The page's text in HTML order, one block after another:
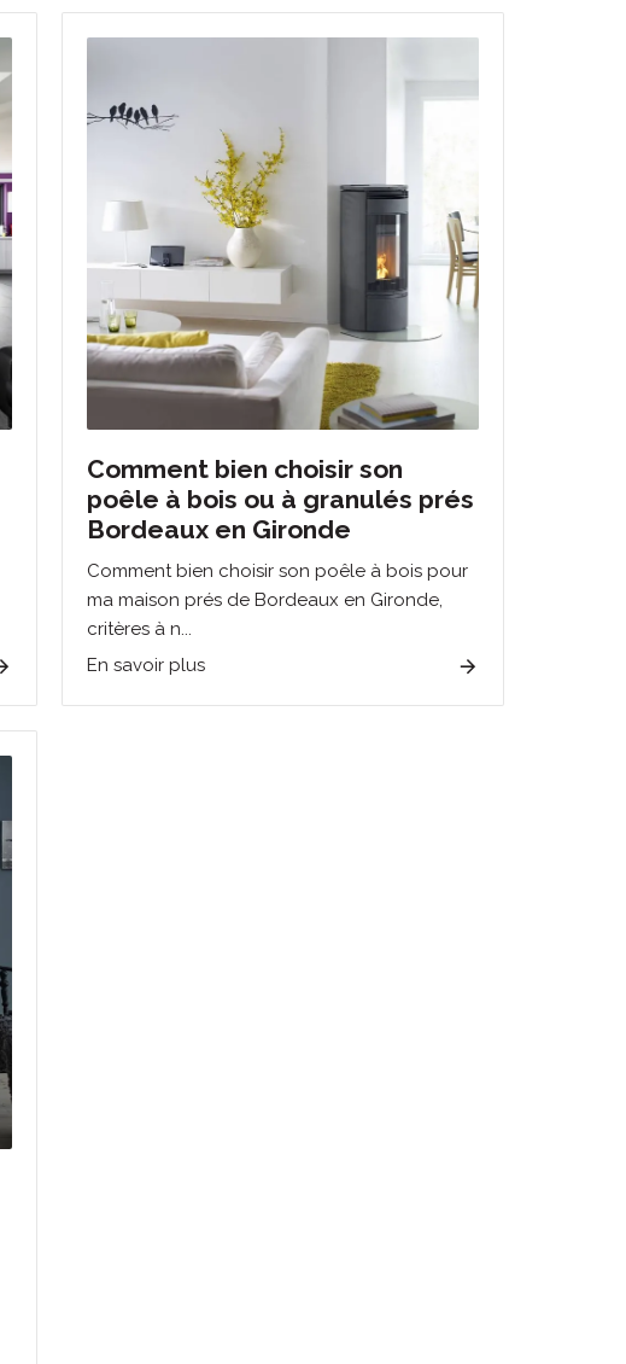
Comment bien choisir son
poêle à bois ou à granulés prés
Bordeaux en Gironde
Comment bien choisir son poêle à bois pour
ma maison prés de Bordeaux en Gironde,
critères à n...
En savoir plus